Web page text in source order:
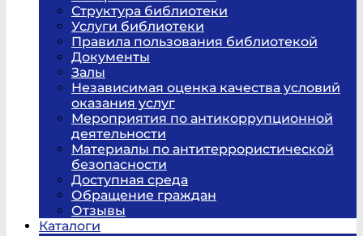
Структура библиотеки
Услуги библиотеки
Правила пользования библиотекой
Документы
Залы
Независимая оценка качества условий
оказания услуг
Мероприятия по антикоррупционной
деятельности
Материалы по антитеррористической
безопасности
Доступная среда
Обращение граждан
Отзывы
Каталоги